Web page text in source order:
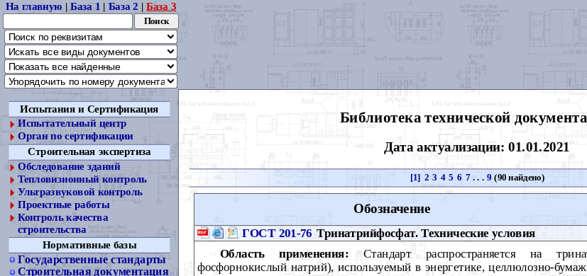
На главную |База 1 | База 2 |База 3
Испытания и Сертификация
Испытательный центр
Орган по сертификации
Строительная экспертиза
Обследование зданий
Тепловизионный контроль
Ультразвуковой контроль
Проектные работы
Контроль качества
строительства
Нормативные базы
Государственные стандарты
Строительная документация
Библиотека технической
Дата актуализации: 01.01.2021
[1] 2 3 4 5 6 7 . . . 9 (90 найдено)
Обозначение
ГОСТ 201-76 Тринатрийфосфат. Технические условия
Область применения: Стандарт распространяется на
фосфорнокислый натрий), используемый в энергетике, целлюлозно-